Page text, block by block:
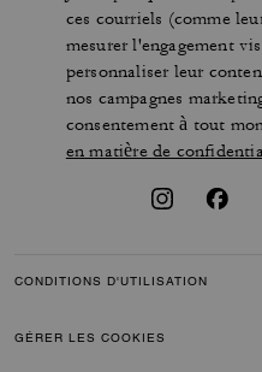
ces courriels (comme
mesurer l'engagement
personnaliser leur
nos campagnes
consentement à tout
en matière de
CONDITIONS D'UTILISATION
GÉRER LES COOKIES